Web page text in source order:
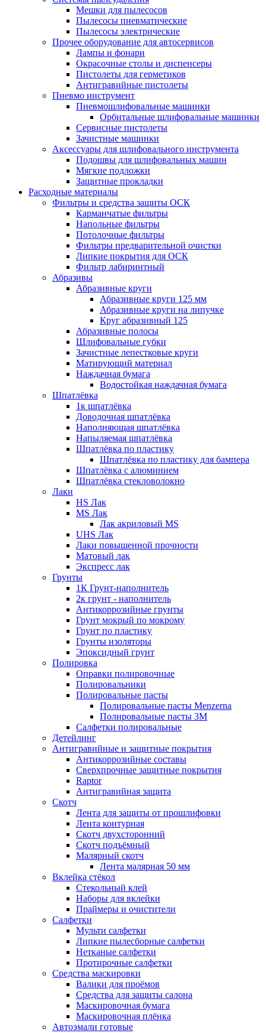
Мешки для пылесосов
Пылесосы пневматические
Пылесосы электрические
Прочее оборудование для автосервисов
Лампы и фонари
Окрасочные столы и диспенсеры
Пистолеты для герметиков
Антигравийные пистолеты
Пневмо инструмент
Пневмошлифовальные машинки
Орбитальные шлифовальные машинки
Сервисные пистолеты
Зачистные машинки
Аксессуары для шлифовального инструмента
Подошвы для шлифовальных машин
Мягкие подложки
Защитные прокладки
Расходные материалы
Фильтры и средства защиты ОСК
Карманчатые фильтры
Напольные фильтры
Потолочные фильтры
Фильтры предварительной очистки
Липкие покрытия для ОСК
Фильтр лабиринтный
Абразивы
Абразивные круги
Абразивные круги 125 мм
Абразивные круги на липучке
Круг абразивный 125
Абразивные полосы
Шлифовальные губки
Зачистные лепестковые круги
Матирующий материал
Наждачная бумага
Водостойкая наждачная бумага
Шпатлёвка
1к шпатлёвка
Доводочная шпатлёвка
Наполняющая шпатлёвка
Напыляемая шпатлёвка
Шпатлёвка по пластику
Шпатлёвка по пластику для бампера
Шпатлёвка с алюминием
Шпатлёвка стекловолокно
Лаки
HS Лак
MS Лак
Лак акриловый MS
UHS Лак
Лаки повышенной прочности
Матовый лак
Экспресс лак
Грунты
1К Грунт-наполнитель
2к грунт - наполнитель
Антикоррозийные грунты
Грунт мокрый по мокрому
Грунт по пластику
Грунты изоляторы
Эпоксидный грунт
Полировка
Оправки полировочные
Полировальники
Полировальные пасты
Полировальные пасты Menzerna
Полировальные пасты 3M
Салфетки полировальные
Детейлинг
Антигравийные и защитные покрытия
Антикоррозийные составы
Сверхпрочные защитные покрытия
Raptor
Антигравийная защита
Скотч
Лента для защиты от прошлифовки
Лента контурная
Скотч двухсторонний
Скотч подъёмный
Малярный скотч
Лента малярная 50 мм
Вклейка стёкол
Стекольный клей
Наборы для вклейки
Праймеры и очистители
Салфетки
Мульти салфетки
Липкие пылесборные салфетки
Нетканые салфетки
Протирочные салфетки
Средства маскировки
Валики для проёмов
Средства для защиты салона
Маскировочная бумага
Маскировочная плёнка
Автоэмали готовые